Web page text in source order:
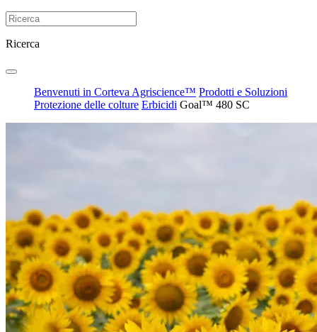
Ricerca
Benvenuti in Corteva Agriscience™ Prodotti e Soluzioni
Protezione delle colture Erbicidi Goal™ 480 SC